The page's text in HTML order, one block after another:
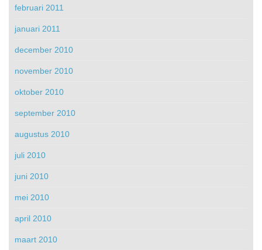
februari 2011
januari 2011
december 2010
november 2010
oktober 2010
september 2010
augustus 2010
juli 2010
juni 2010
mei 2010
april 2010
maart 2010